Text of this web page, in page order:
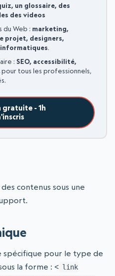
un glossaire, des
des videos
du Web : marketing,
projet, designers,
.
: SEO, accessibilité,
pour tous les professionnels,
- 1h
contenus sous une
spécifique pour le type de
la forme : < link